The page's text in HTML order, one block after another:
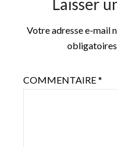
Laisser
Votre adresse e-mail
obligatoires
COMMENTAIRE*